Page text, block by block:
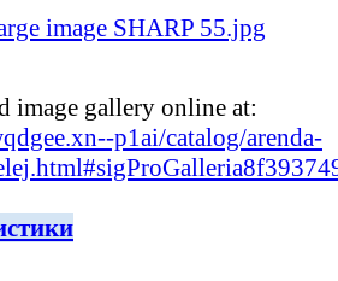
image gallery online at:
p1ai/catalog/arenda-